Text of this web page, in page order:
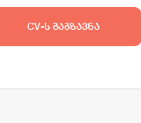
CV-ს გაგზავნა